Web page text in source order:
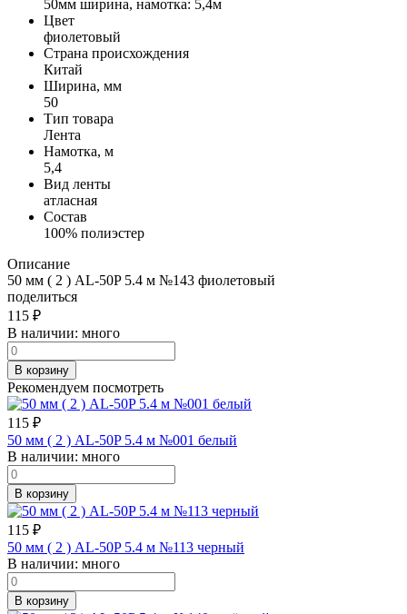
50мм ширина, намотка: 5,4м
Цвет
фиолетовый
Страна происхождения
Китай
Ширина, мм
50
Тип товара
Лента
Намотка, м
5,4
Вид ленты
атласная
Состав
100% полиэстер
Описание
50 мм ( 2 ) AL-50P 5.4 м №143 фиолетовый
поделиться
115 ₽
В наличии: много
В корзину
Рекомендуем посмотреть
115 ₽
50 мм ( 2 ) AL-50P 5.4 м №001 белый
В наличии: много
В корзину
115 ₽
50 мм ( 2 ) AL-50P 5.4 м №113 черный
В наличии: много
В корзину